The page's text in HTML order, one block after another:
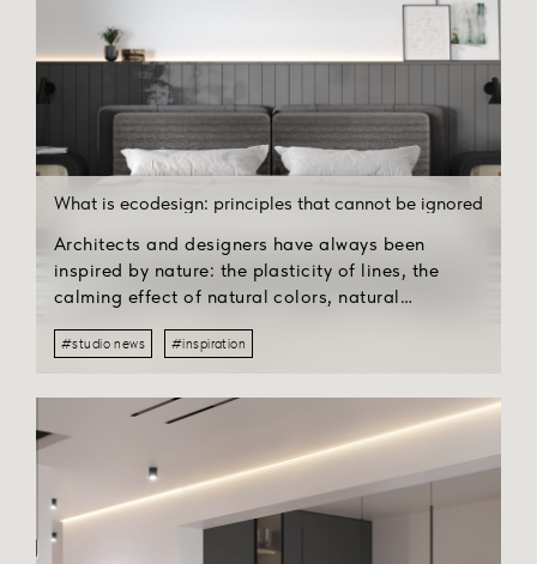
What is ecodesign: principles that cannot be ignored
Architects and designers have always been
inspired by nature: the plasticity of lines, the
calming effect of natural colors, natural
furnish your apartment with objects made from
#studio news #inspiration